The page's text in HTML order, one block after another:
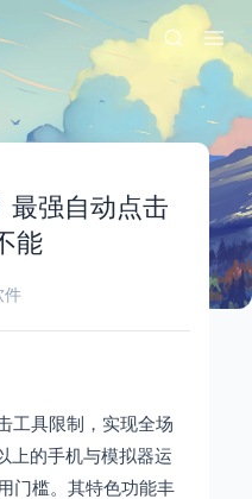
最强自动点击
能
件
工具限制，实现全场
上的手机与模拟器运
门槛。其特色功能丰